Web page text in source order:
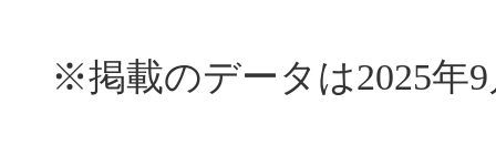
※掲載のデータは2025年